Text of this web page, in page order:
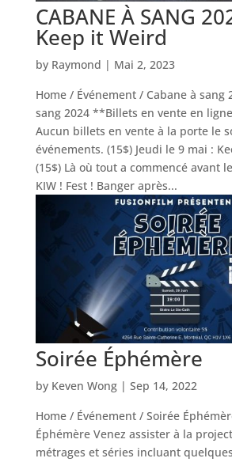
CABANE À SANG
Keep it Weird
by Raymond | Mai 2, 2023
Home / Événement / Cabane à sang
sang 2024 **Billets en vente en
Aucun billets en vente à la porte le
événements. (15$) Jeudi le 9 mai :
(15$) Là où tout a commencé avant
KIW ! Fest ! Banger après...
Soirée Éphémère
by Keven Wong| Sep 14, 2022
Home / Événement / Soirée
Éphémère Venez assister à la
métrages et séries incluant